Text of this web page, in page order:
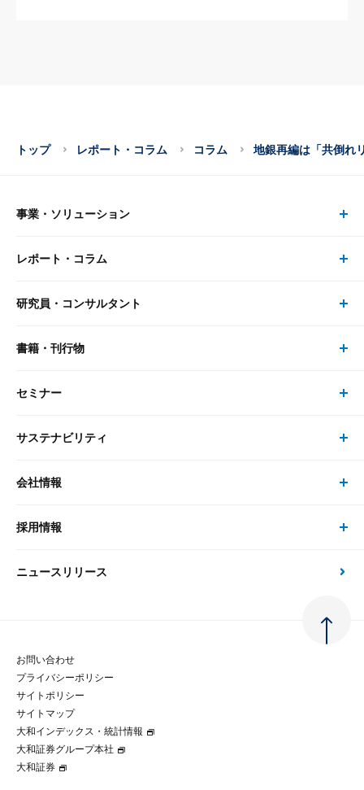
トップ レポート・コラム コラム 地銀再編は「共倒れ
事業・ソリューション
事業・ソリューション トップ
リサーチ
大和総研の強み
先端テクノロジーに基づく新たな価値の創出
レポート・コラム
レポート・コラム トップ
最新のレポート・コラム
政策分析
金融経済教育等
コラム
研究員・コンサルタント
研究員・コンサルタント トップ
研究員
書籍・刊行物
書籍・刊行物 トップ
書籍
セミナー
セミナー トップ
現在受付中のセミナー・イベント
サステナビリティ
サステナビリティの取り組み
次世代社会への貢献
マルチステークホルダー方針
パートナーシップ構築宣言
会社情報
会社情報 トップ
会社概要・役員一覧
大和総研の歩み
グループ会社
採用情報
採用情報 トップ
経験者採用
ニュースリリース
お問い合わせ
プライバシーポリシー
サイトポリシー
サイトマップ
大和インデックス・統計情報
大和証券グループ本社
大和証券